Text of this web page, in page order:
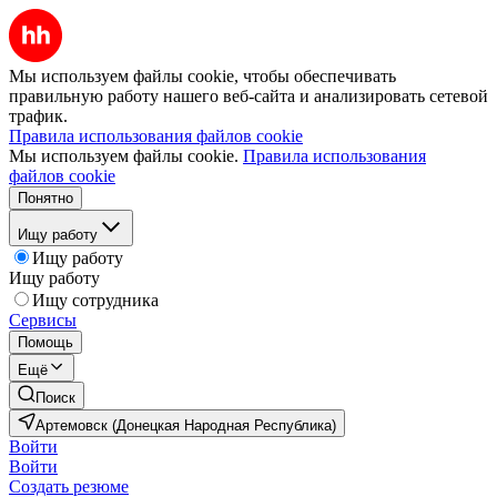
Мы используем файлы cookie, чтобы обеспечивать
правильную работу нашего веб-сайта и анализировать сетевой
трафик.
Правила использования файлов cookie
Мы используем файлы cookie. Правила использования
файлов cookie
Понятно
Ищу работу
Ищу работу
Ищу работу
Ищу сотрудника
Сервисы
Помощь
Ещё
Поиск
Артемовск (Донецкая Народная Республика)
Войти
Войти
Создать резюме